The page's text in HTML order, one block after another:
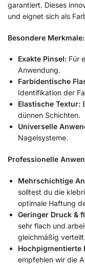
garantiert. Dieses
und eignet sich als
Besondere Merkmale:
Exakte Pinsel: Für
Anwendung.
Farbidentische
Identifikation der
Elastische Textur:
dünnen Schichten.
Universelle
Nagelsysteme.
Professionelle
Mehrschichtige
solltest du die
optimale Haftung
Geringer Druck &
sehr flach und
gleichmäßig verteilt.
Hochpigmentierte
empfehlen wir die